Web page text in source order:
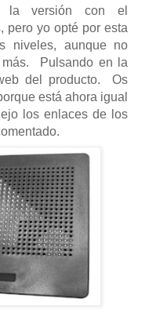
la versión con el
pero yo opté por esta
niveles, aunque no
más. Pulsando en la
del producto. Os
está ahora igual
los enlaces de los